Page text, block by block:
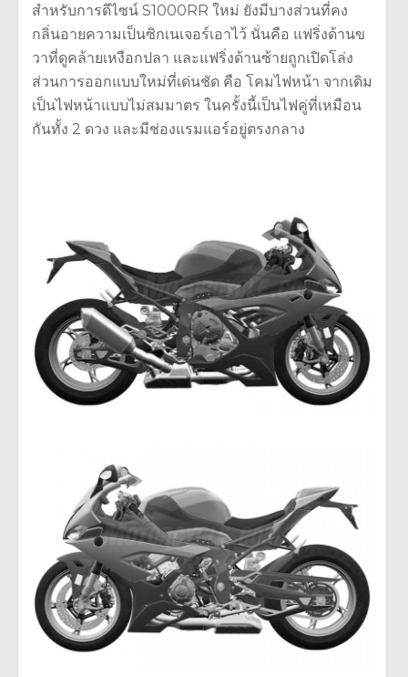
สำหรับการดีไซน์ S1000RR ใหม่ ยังมีบางส่วนที่คง
กลิ่นอายความเป็นซิกเนเจอร์เอาไว้ นั่นคือ แฟริ่งด้านข
วาที่ดูคล้ายเหงือกปลา และแฟริ่งด้านซ้ายถูกเปิดโล่ง
ส่วนการออกแบบใหม่ที่เด่นชัด คือ โคมไฟหน้า จากเดิม
เป็นไฟหน้าแบบไม่สมมาตร ในครั้งนี้เป็นไฟคู่ที่เหมือน
กันทั้ง 2 ดวง และมีช่องแรมแอร์อยู่ตรงกลาง